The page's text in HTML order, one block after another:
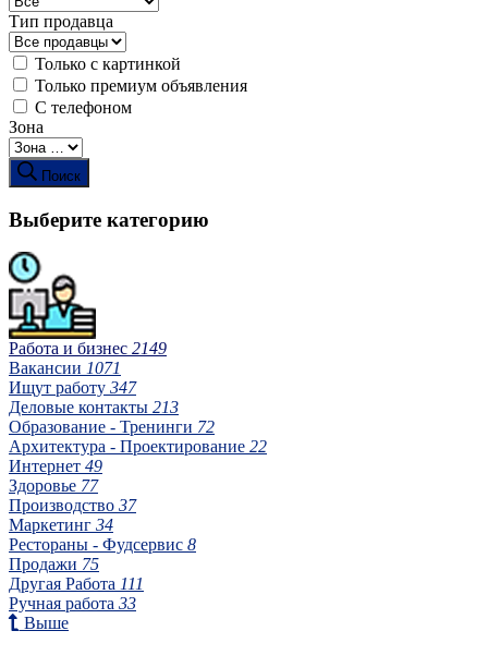
Тип продавца
Только с картинкой
Только премиум объявления
С телефоном
Зона
Поиск
Выберите категорию
Работа и бизнес 2149
Вакансии 1071
Ищут работу 347
Деловые контакты 213
Образование - Тренинги 72
Архитектура - Проектирование 22
Интернет 49
Здоровье 77
Производство 37
Маркетинг 34
Рестораны - Фудсервис 8
Продажи 75
Другая Работа 111
Ручная работа 33
Выше